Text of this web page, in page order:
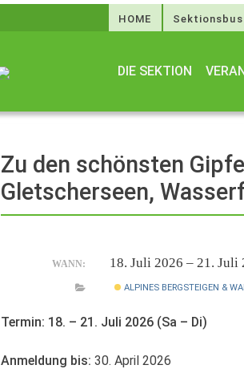
HOME Sektionsbus
DIE SEKTION
Zu den schönsten
Gletscherseen,
WANN: 18. Juli 2026 – 21. Juli
ALPINES BERGSTEIGEN &
Termin: 18. – 21. Juli 2026 (Sa – Di)
Anmeldung bis: 30. April 2026